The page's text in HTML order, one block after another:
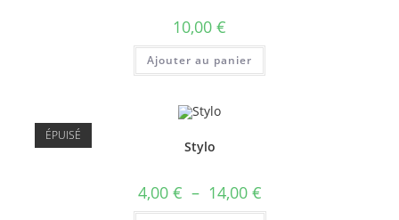
10,00 €
Ajouter au panier
ÉPUISÉ
Stylo
4,00 € – 14,00 €